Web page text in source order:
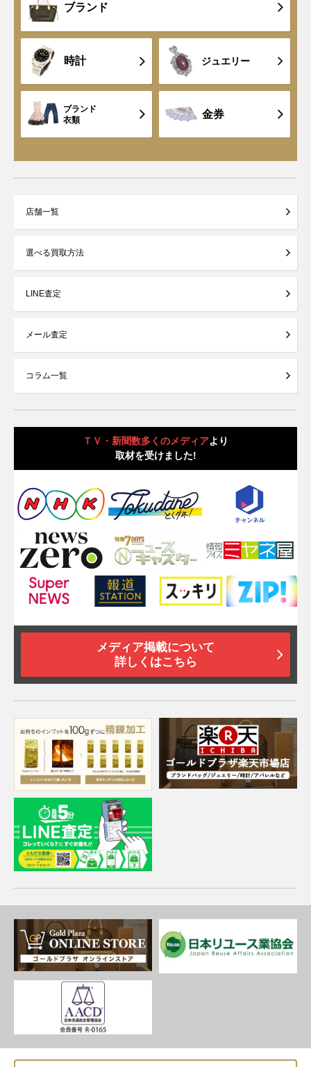
ブランド
時計 ジュエリー
ブランド
衣類
金券
店舗一覧
選べる買取方法
LINE査定
メール査定
コラム一覧
ＴＶ・新聞数多くのメディアより
取材を受けました!
メディア掲載について
詳しくはこちら